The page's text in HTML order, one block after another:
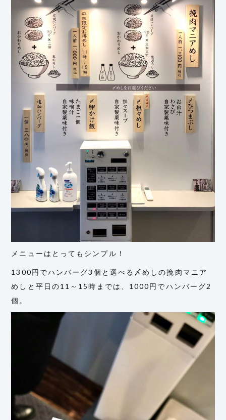
メニューはとってもシンプル！
1300円でハンバーグ3個と選べる〆めしの挽肉マニア
めしと平日の11～15時までは、1000円でハンバーグ2
個。